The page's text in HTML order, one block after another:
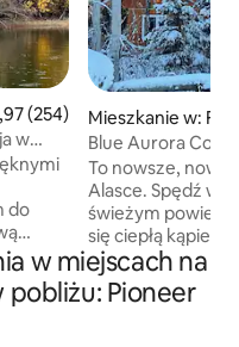
ocena: 4,97 na 5, liczba
(254)
w
do
w
Mieszkanie w:
Blue Aurora
z hydromasażem,
To nowsze,
Alasce. Spędź wspaniały dzień na
świeżym
się ciepłą kąpielą
z hydromasażem
wyłożonym
płytkami. Zupełnie nowa kanapa
w miejscach na
Pioneer